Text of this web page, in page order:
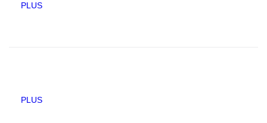
PLUS
PLUS